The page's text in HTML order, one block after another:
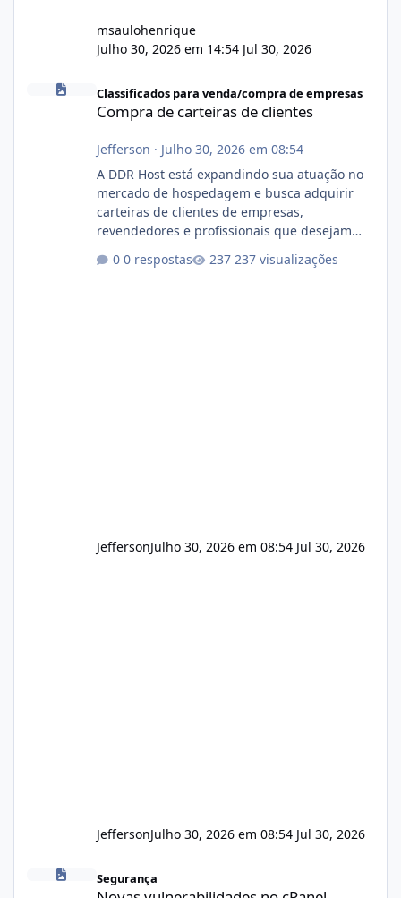
msaulohenrique
Julho 30, 2026 em 14:54 Jul 30, 2026
Compra de carteiras de clientes
Classificados para venda/compra de empresas
Compra de carteiras de clientes
Jefferson · Julho 30, 2026 em 08:54
A DDR Host está expandindo sua atuação no
mercado de hospedagem e busca adquirir
carteiras de clientes de empresas,
revendedores e profissionais que desejam
operação. Se você possui clientes ativos de
0 respostas 237 visualizações
JeffersonJulho 30, 2026 em 08:54 Jul 30, 2026
JeffersonJulho 30, 2026 em 08:54 Jul 30, 2026
Novas vulnerabilidades no cPanel
Segurança